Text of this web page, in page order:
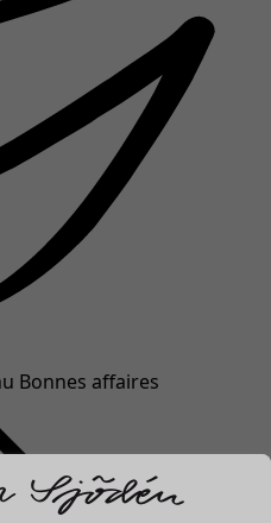
Bonnes affaires